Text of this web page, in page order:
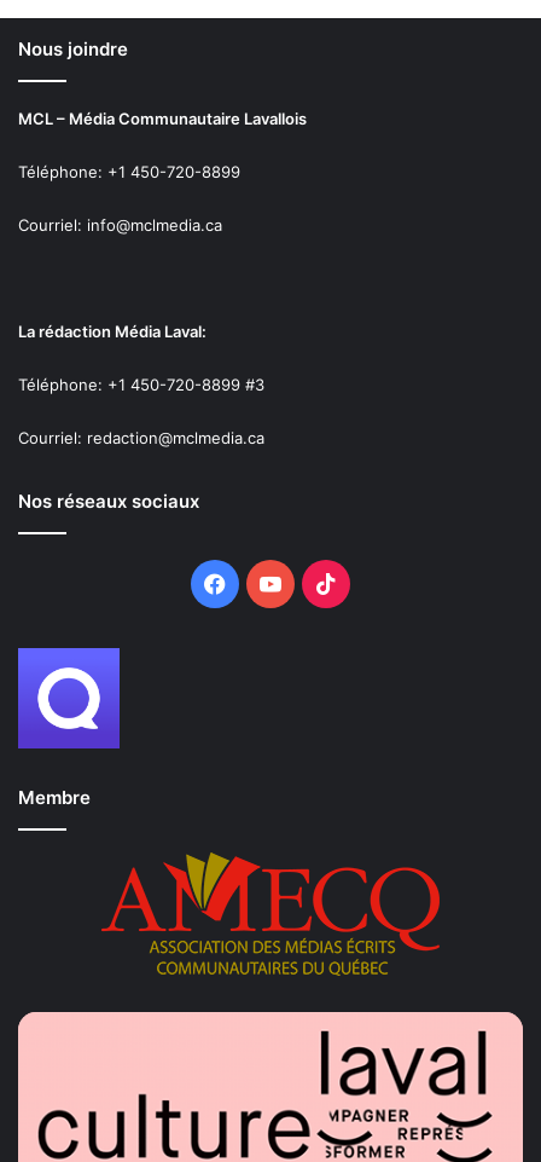
Nous joindre
MCL – Média Communautaire Lavallois
Téléphone: +1 450-720-8899
Courriel: info@mclmedia.ca
La rédaction Média Laval:
Téléphone: +1 450-720-8899 #3
Courriel: redaction@mclmedia.ca
Nos réseaux sociaux
FacebookYouTubeTikTok
Membre